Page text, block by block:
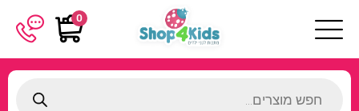
0
search